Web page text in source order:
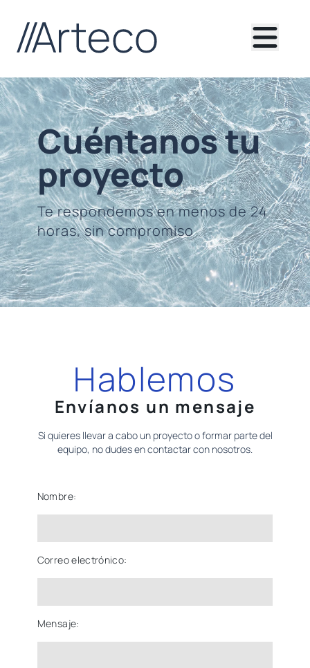
Cuéntanos tu
proyecto
Te respondemos en menos de 24
horas, sin compromiso
Hablemos
Envíanos un mensaje
Si quieres llevar a cabo un proyecto o formar parte del
equipo, no dudes en contactar con nosotros.
Nombre:
Correo electrónico:
Mensaje: